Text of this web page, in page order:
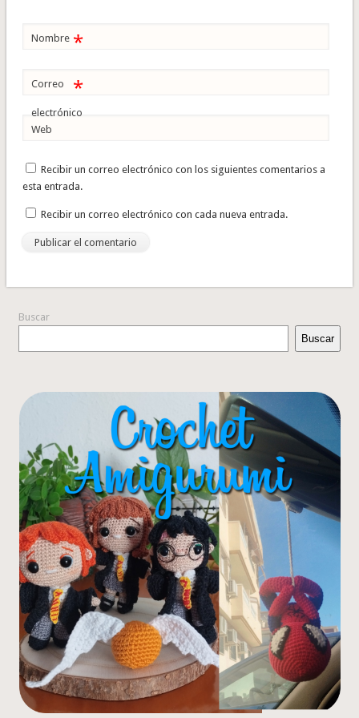
Nombre *
Correo
electrónico
*
Web
Recibir un correo electrónico con los siguientes comentarios a
esta entrada.
Recibir un correo electrónico con cada nueva entrada.
Buscar
Buscar